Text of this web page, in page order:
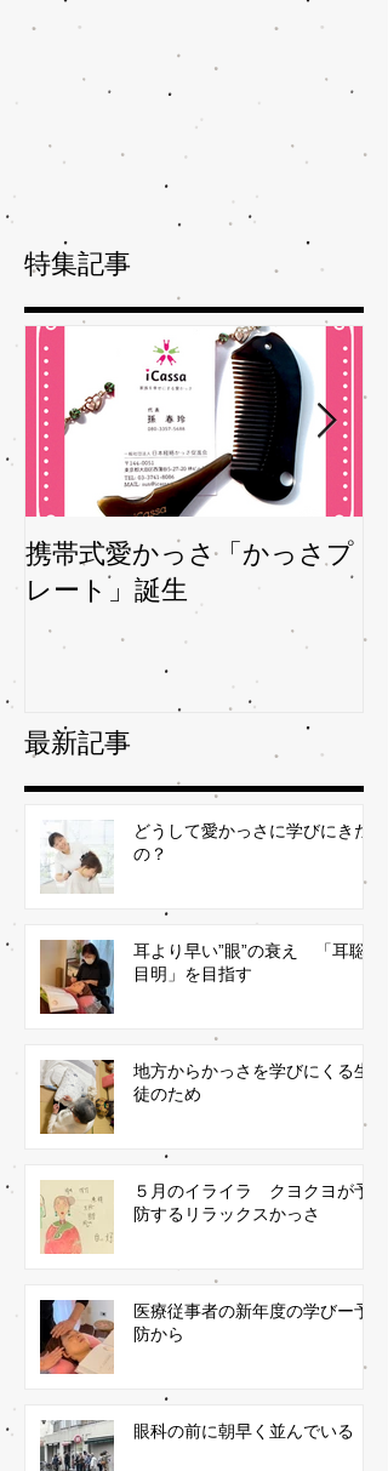
特集記事
携帯式愛かっさ「かっさプ
レート」誕生
最新記事
どうして愛かっさに学びにきた
の？
耳より早い”眼”の衰え 「耳聡
目明」を目指す
地方からかっさを学びにくる生
徒のため
５月のイライラ クヨクヨが予
防するリラックスかっさ
医療従事者の新年度の学びー予
防から
眼科の前に朝早く並んでいる